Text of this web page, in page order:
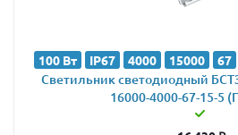
100 Вт IP67 4000 15000 67
Светильник светодиодный
16000-4000-67-15-5